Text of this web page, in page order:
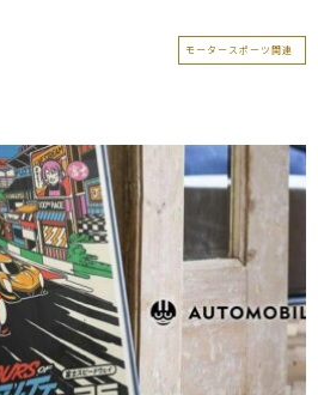
モータースポーツ関連